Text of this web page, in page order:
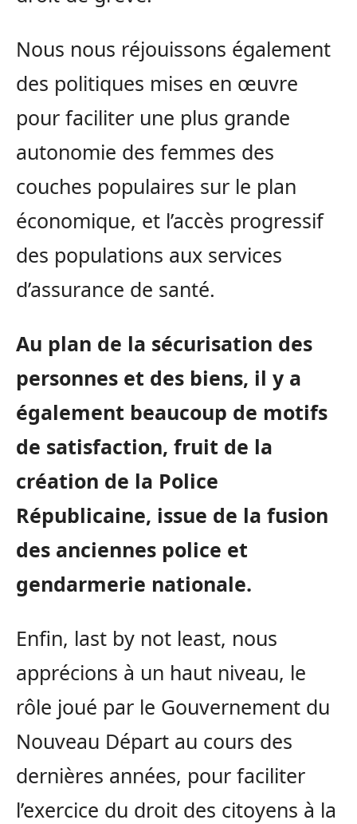
Nous nous réjouissons également
des politiques mises en œuvre
pour faciliter une plus grande
autonomie des femmes des
couches populaires sur le plan
économique, et l’accès progressif
des populations aux services
d’assurance de santé.
Au plan de la sécurisation des
personnes et des biens, il y a
également beaucoup de motifs
de satisfaction, fruit de la
création de la Police
Républicaine, issue de la fusion
des anciennes police et
gendarmerie nationale.
Enfin, last by not least, nous
apprécions à un haut niveau, le
rôle joué par le Gouvernement du
Nouveau Départ au cours des
dernières années, pour faciliter
l’exercice du droit des citoyens à la